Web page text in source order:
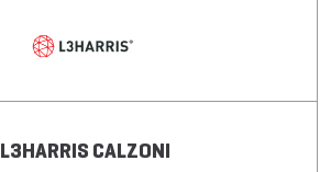
L3HARRIS CALZONI